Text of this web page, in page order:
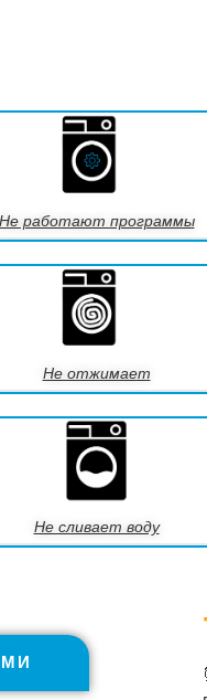
Не работают программы
Не отжимает
Не сливает воду